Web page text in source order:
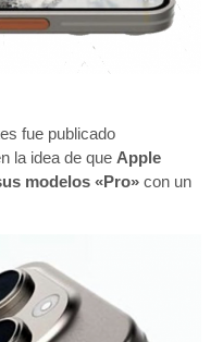
fue publicado
la idea de que Apple
modelos «Pro» con un